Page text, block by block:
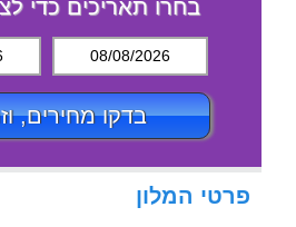
בחרו תאריכים כדי
08/08/2026
בדקו מחירים,
פרטי המלון